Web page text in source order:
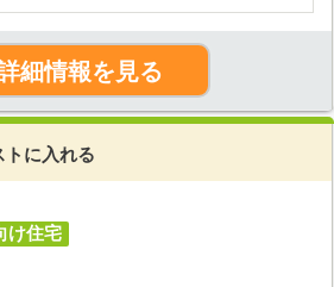
細情報を見る
に入れる
け住宅